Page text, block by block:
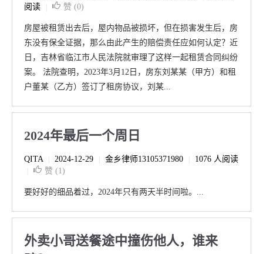
阅读
赞 (0)
房屋被租赁出去后，屋内物品被损坏，但在损害发生后，房
东没有保全证据，那么由此产生的赔偿责任应如何认定？近
日，吉林省临江市人民法院就审理了这样一起租赁合同纠纷
案。 法院查明，2023年3月12日，房东刘某某（甲方）和租
户董某（乙方）签订了租房协议，刘某...
2024年最后一个周日
QITA 2024-12-29 金乡律师13105371980 1076 人阅读
赞 (1)
要好好的细品着过，2024年只有两天半时间啦。...
外卖小哥送餐途中撞伤他人，谁来